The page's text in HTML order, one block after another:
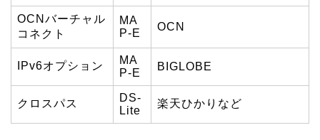
OCNバーチャル
コネクト
MA
P-E
OCN
IPv6オプション
MA
P-E
BIGLOBE
クロスパス
DS-
Lite
楽天ひかりなど